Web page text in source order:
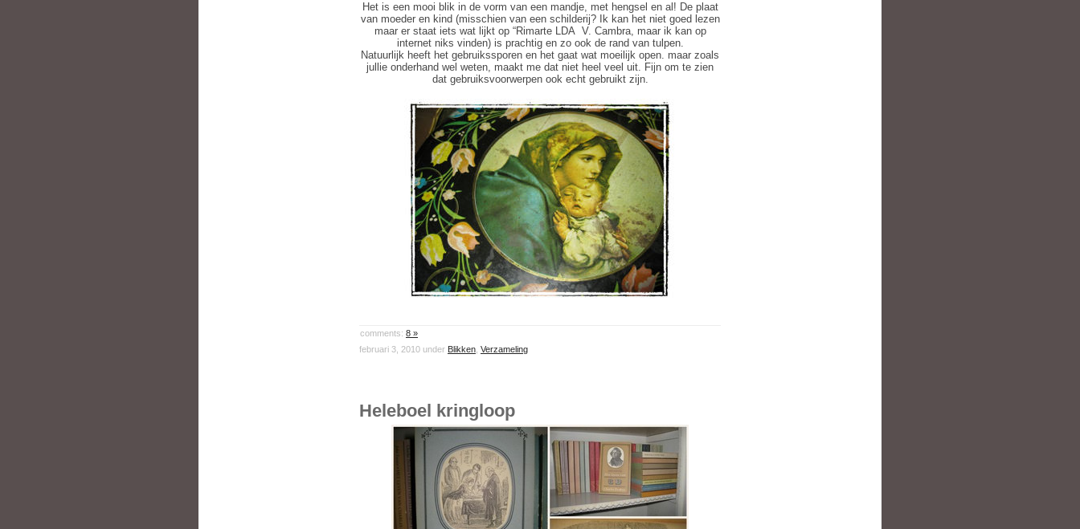
Het is een mooi blik in de vorm van een mandje, met hengsel en al! De plaat
van moeder en kind (misschien van een schilderij? Ik kan het niet goed lezen
maar er staat iets wat lijkt op “Rimarte LDA V. Cambra, maar ik kan op
internet niks vinden) is prachtig en zo ook de rand van tulpen.
Natuurlijk heeft het gebruikssporen en het gaat wat moeilijk open. maar zoals
jullie onderhand wel weten, maakt me dat niet heel veel uit. Fijn om te zien
dat gebruiksvoorwerpen ook echt gebruikt zijn.
comments: 8 »
februari 3, 2010 under Blikken Verzameling
Heleboel kringloop